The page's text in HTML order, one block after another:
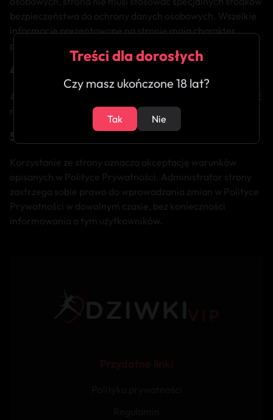
bezpieczeństwa do ochrony danych osobowych. Wszelkie
informacje prezentowane na stronie mają charakter
publiczny i są dostępne bez ograniczeń.
4. Kontakt
Aby skontaktować się z administracją strony należy wysłać
maila pod adres:
dziwki.vip@protmail.vip
5. Postanowienia końcowe
Korzystanie ze strony oznacza akceptację warunków
opisanych w Polityce Prywatności. Administrator strony
zastrzega sobie prawo do wprowadzania zmian w Polityce
Prywatności w dowolnym czasie, bez konieczności
informowania o tym użytkowników.
Treści dla dorosłych
Czy masz ukończone 18 lat?
Tak Nie